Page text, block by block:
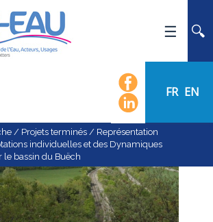
FR EN
ÉVÈNEMENTS
/ Projets terminés / Représentation
individuelles et des Dynamiques
le bassin du Buëch